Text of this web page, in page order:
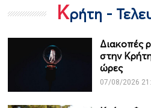
Κρήτη -
Διακοπές
στην
ώρες
07/08/2026